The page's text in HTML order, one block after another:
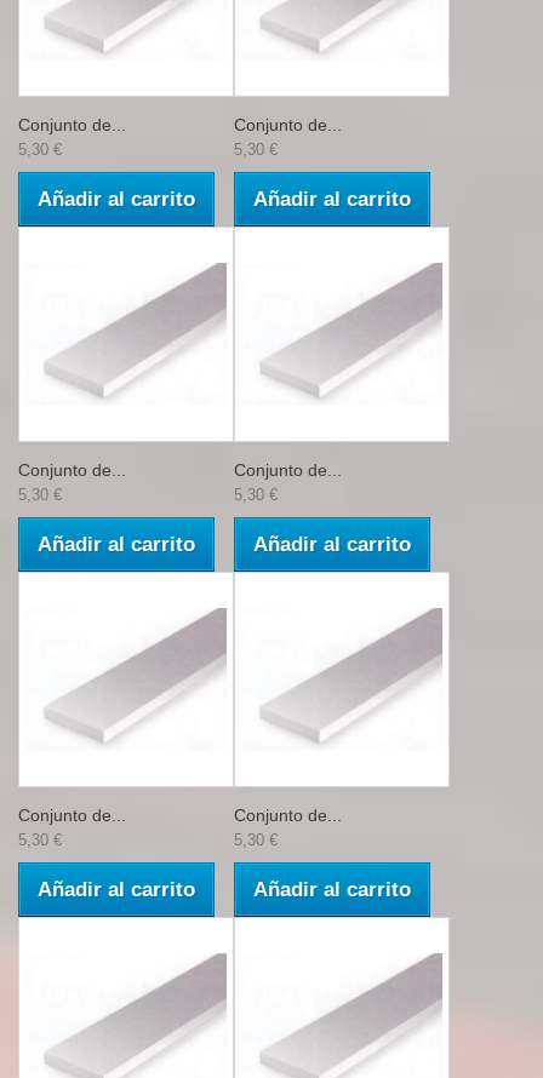
Conjunto de...
5,30 €
Añadir al carrito
Conjunto de...
5,30 €
Añadir al carrito
Conjunto de...
5,30 €
Añadir al carrito
Conjunto de...
5,30 €
Añadir al carrito
Conjunto de...
5,30 €
Añadir al carrito
Conjunto de...
5,30 €
Añadir al carrito